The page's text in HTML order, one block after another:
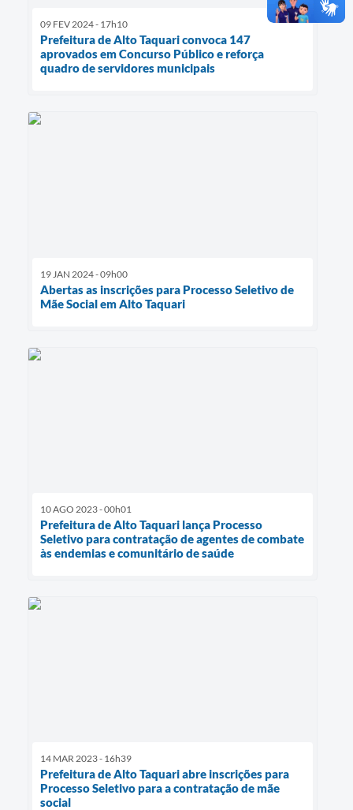
09 FEV 2024 - 17h10
Prefeitura de Alto Taquari convoca 147
aprovados em Concurso Público e reforça
quadro de servidores municipais
19 JAN 2024 - 09h00
Abertas as inscrições para Processo Seletivo de
Mãe Social em Alto Taquari
10 AGO 2023 - 00h01
Prefeitura de Alto Taquari lança Processo
Seletivo para contratação de agentes de combate
às endemias e comunitário de saúde
14 MAR 2023 - 16h39
Prefeitura de Alto Taquari abre inscrições para
Processo Seletivo para a contratação de mãe
social